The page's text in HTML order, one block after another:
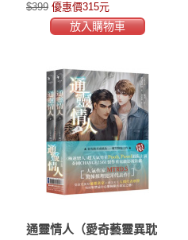
$399 優惠價315元
放入購物車
通靈情人（愛奇藝靈異耽